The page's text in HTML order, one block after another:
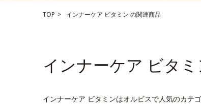
TOP インナーケア ビタミン の関連商品
インナーケア ビタ
インナーケア ビタミンはオルビスで人気のカテ